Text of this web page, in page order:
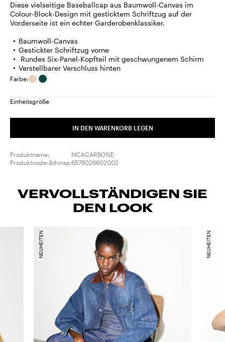
Diese vielseitige Baseballcap aus Baumwoll-Canvas im
Colour-Block-Design mit gesticktem Schriftzug auf der
Vorderseite ist ein echter Garderobenklassiker.
Baumwoll-Canvas
Gestickter Schriftzug vorne
Rundes Six-Panel-Kopfteil mit geschwungenem Schirm
Verstellbarer Verschluss hinten
Farbe:
Einheitsgröße
IN DEN WARENKORB LEGEN
Produktname:
MCACARBONE
Produktcode:&thinsp 6576026602002
VERVOLLSTÄNDIGEN SIE
DEN LOOK
NEUHEITEN NEUHEITEN